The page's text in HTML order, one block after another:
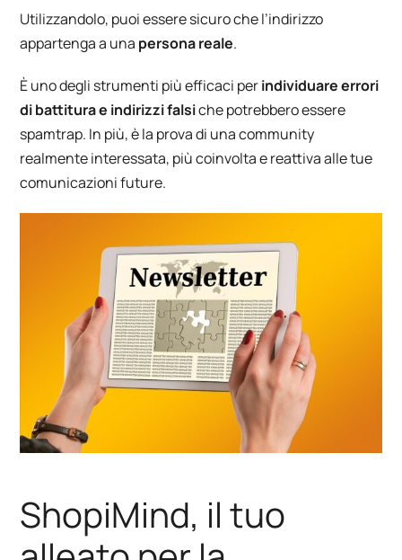
Utilizzandolo, puoi essere sicuro che l’indirizzo
appartenga a una persona reale.
È uno degli strumenti più efficaci perindividuare errori
di battitura e indirizzi falsiche potrebbero essere
spamtrap. In più, è la prova di una community
realmente interessata, più coinvolta e reattiva alle tue
comunicazioni future.
ShopiMind, il tuo